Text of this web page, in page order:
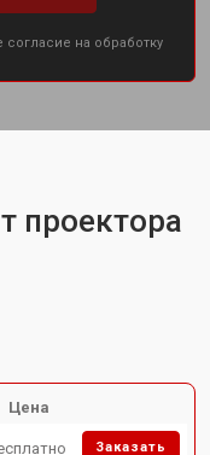
на обработку
проектора
Цена
Заказать